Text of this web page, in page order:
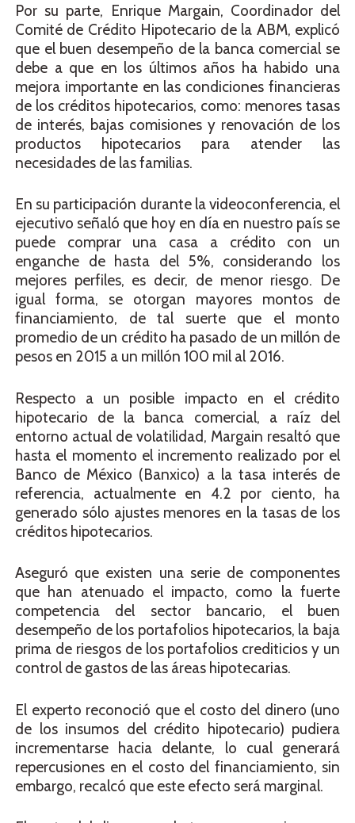
Por su parte, Enrique Margain, Coordinador del
Comité de Crédito Hipotecario de la ABM, explicó
que el buen desempeño de la banca comercial se
debe a que en los últimos años ha habido una
mejora importante en las condiciones financieras
de los créditos hipotecarios, como: menores tasas
de interés, bajas comisiones y renovación de los
productos hipotecarios para atender las
necesidades de las familias.
En su participación durante la videoconferencia, el
ejecutivo señaló que hoy en día en nuestro país se
puede comprar una casa a crédito con un
enganche de hasta del 5%, considerando los
mejores perfiles, es decir, de menor riesgo. De
igual forma, se otorgan mayores montos de
financiamiento, de tal suerte que el monto
promedio de un crédito ha pasado de un millón de
pesos en 2015 a un millón 100 mil al 2016.
Respecto a un posible impacto en el crédito
hipotecario de la banca comercial, a raíz del
entorno actual de volatilidad, Margain resaltó que
hasta el momento el incremento realizado por el
Banco de México (Banxico) a la tasa interés de
referencia, actualmente en 4.2 por ciento, ha
generado sólo ajustes menores en la tasas de los
créditos hipotecarios.
Aseguró que existen una serie de componentes
que han atenuado el impacto, como la fuerte
competencia del sector bancario, el buen
desempeño de los portafolios hipotecarios, la baja
prima de riesgos de los portafolios crediticios y un
control de gastos de las áreas hipotecarias.
El experto reconoció que el costo del dinero (uno
de los insumos del crédito hipotecario) pudiera
incrementarse hacia delante, lo cual generará
repercusiones en el costo del financiamiento, sin
embargo, recalcó que este efecto será marginal.